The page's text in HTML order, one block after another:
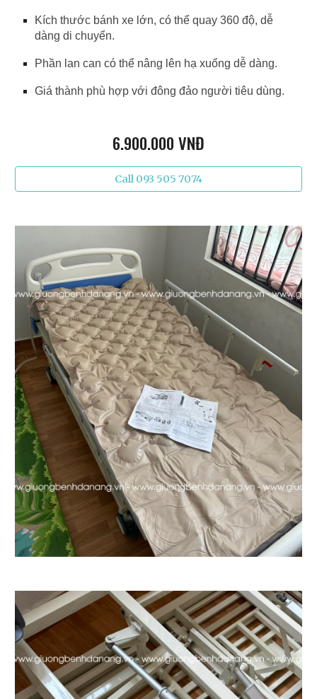
Kích thước bánh xe lớn, có thể quay 360 độ, dễ
dàng di chuyển.
Phần lan can có thể nâng lên hạ xuống dễ dàng.
Giá thành phù hợp với đông đảo người tiêu dùng.
6.900.000 VNĐ
Call 093 505 7074